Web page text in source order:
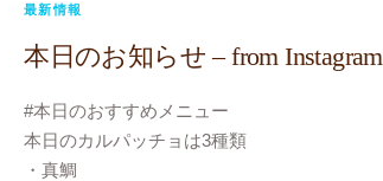
最新情報
本日のお知らせ – from Instagram
#本日のおすすめメニュー
本日のカルパッチョは3種類
・真鯛